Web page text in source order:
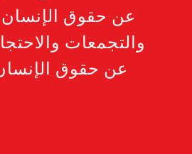
عن حقوق الإنسان
والتجمعات
عن حقوق